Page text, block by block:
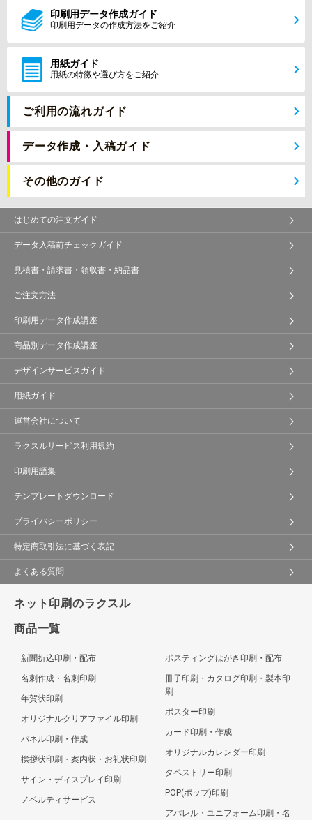
印刷用データ作成ガイド
印刷用データの作成方法をご紹介
用紙ガイド
用紙の特徴や選び方をご紹介
ご利用の流れガイド
データ作成・入稿ガイド
その他のガイド
はじめての注文ガイド
データ入稿前チェックガイド
見積書・請求書・領収書・納品書
ご注文方法
印刷用データ作成講座
商品別データ作成講座
デザインサービスガイド
用紙ガイド
運営会社について
ラクスルサービス利用規約
印刷用語集
テンプレートダウンロード
プライバシーポリシー
特定商取引法に基づく表記
よくある質問
ネット印刷のラクスル
商品一覧
新聞折込印刷・配布
名刺作成・名刺印刷
年賀状印刷
オリジナルクリアファイル印刷
パネル印刷・作成
挨拶状印刷・案内状・お礼状印刷
サイン・ディスプレイ印刷
ノベルティサービス
ポスティングはがき印刷・配布
冊子印刷・カタログ印刷・製本印
刷
ポスター印刷
カード印刷・作成
オリジナルカレンダー印刷
タペストリー印刷
POP(ポップ)印刷
アパレル・ユニフォーム印刷・名